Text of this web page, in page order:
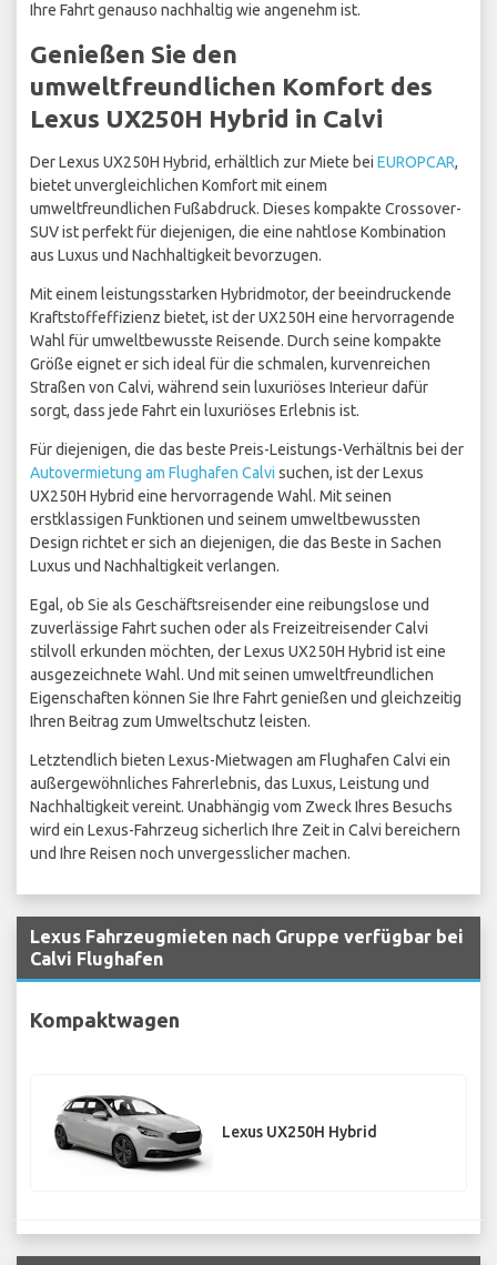
Ihre Fahrt genauso nachhaltig wie angenehm ist.
Genießen Sie den
umweltfreundlichen Komfort des
Lexus UX250H Hybrid in Calvi
Der Lexus UX250H Hybrid, erhältlich zur Miete bei EUROPCAR,
bietet unvergleichlichen Komfort mit einem
umweltfreundlichen Fußabdruck. Dieses kompakte Crossover-
SUV ist perfekt für diejenigen, die eine nahtlose Kombination
aus Luxus und Nachhaltigkeit bevorzugen.
Mit einem leistungsstarken Hybridmotor, der beeindruckende
Kraftstoffeffizienz bietet, ist der UX250H eine hervorragende
Wahl für umweltbewusste Reisende. Durch seine kompakte
Größe eignet er sich ideal für die schmalen, kurvenreichen
Straßen von Calvi, während sein luxuriöses Interieur dafür
sorgt, dass jede Fahrt ein luxuriöses Erlebnis ist.
Für diejenigen, die das beste Preis-Leistungs-Verhältnis bei der
Autovermietung am Flughafen Calvi suchen, ist der Lexus
UX250H Hybrid eine hervorragende Wahl. Mit seinen
erstklassigen Funktionen und seinem umweltbewussten
Design richtet er sich an diejenigen, die das Beste in Sachen
Luxus und Nachhaltigkeit verlangen.
Egal, ob Sie als Geschäftsreisender eine reibungslose und
zuverlässige Fahrt suchen oder als Freizeitreisender Calvi
stilvoll erkunden möchten, der Lexus UX250H Hybrid ist eine
ausgezeichnete Wahl. Und mit seinen umweltfreundlichen
Eigenschaften können Sie Ihre Fahrt genießen und gleichzeitig
Ihren Beitrag zum Umweltschutz leisten.
Letztendlich bieten Lexus-Mietwagen am Flughafen Calvi ein
außergewöhnliches Fahrerlebnis, das Luxus, Leistung und
Nachhaltigkeit vereint. Unabhängig vom Zweck Ihres Besuchs
wird ein Lexus-Fahrzeug sicherlich Ihre Zeit in Calvi bereichern
und Ihre Reisen noch unvergesslicher machen.
Lexus Fahrzeugmieten nach Gruppe verfügbar bei
Calvi Flughafen
Kompaktwagen
Lexus UX250H Hybrid